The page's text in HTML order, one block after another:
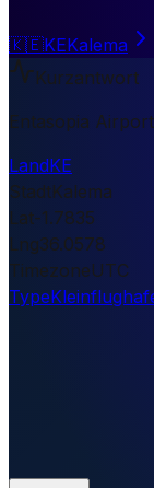
🇰🇪KEKalema
Kurzantwort
Entasopia
LandKE
StadtKalema
Lat-1.7835
Lng36.0578
TimezoneUTC
Type